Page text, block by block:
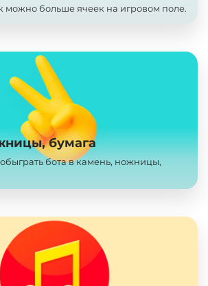
можно больше ячеек на игровом поле.
бумага
бота в камень, ножницы,